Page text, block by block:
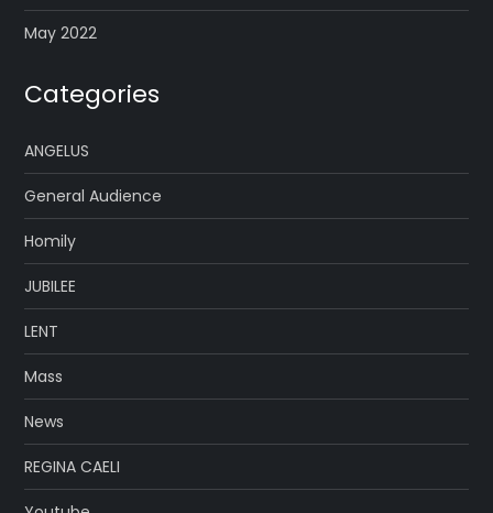
May 2022
Categories
ANGELUS
General Audience
Homily
JUBILEE
LENT
Mass
News
REGINA CAELI